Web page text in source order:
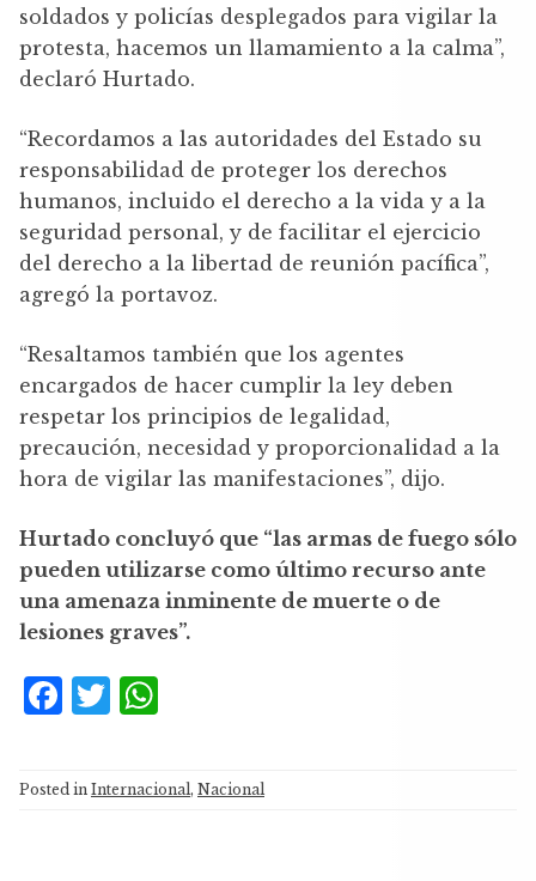
soldados y policías desplegados para vigilar la
protesta, hacemos un llamamiento a la calma”,
declaró Hurtado.
“Recordamos a las autoridades del Estado su
responsabilidad de proteger los derechos
humanos, incluido el derecho a la vida y a la
seguridad personal, y de facilitar el ejercicio
del derecho a la libertad de reunión pacífica”,
agregó la portavoz.
“Resaltamos también que los agentes
encargados de hacer cumplir la ley deben
respetar los principios de legalidad,
precaución, necesidad y proporcionalidad a la
hora de vigilar las manifestaciones”, dijo.
Hurtado concluyó que “las armas de fuego sólo
pueden utilizarse como último recurso ante
una amenaza inminente de muerte o de
lesiones graves”.
F
c
e
T
te
at
s
Posted in Internacional, Nacional